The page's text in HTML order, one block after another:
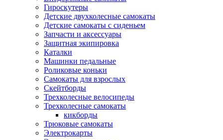
Гироскутеры
Детские двухколесные самокаты
Детские самокаты с сиденьем
Запчасти и аксессуары
Защитная экипировка
Каталки
Машинки педальные
Роликовые коньки
Самокаты для взрослых
Скейтборды
Трехколесные велосипеды
Трехколесные самокаты
кикборды
Трюковые самокаты
Электрокарты